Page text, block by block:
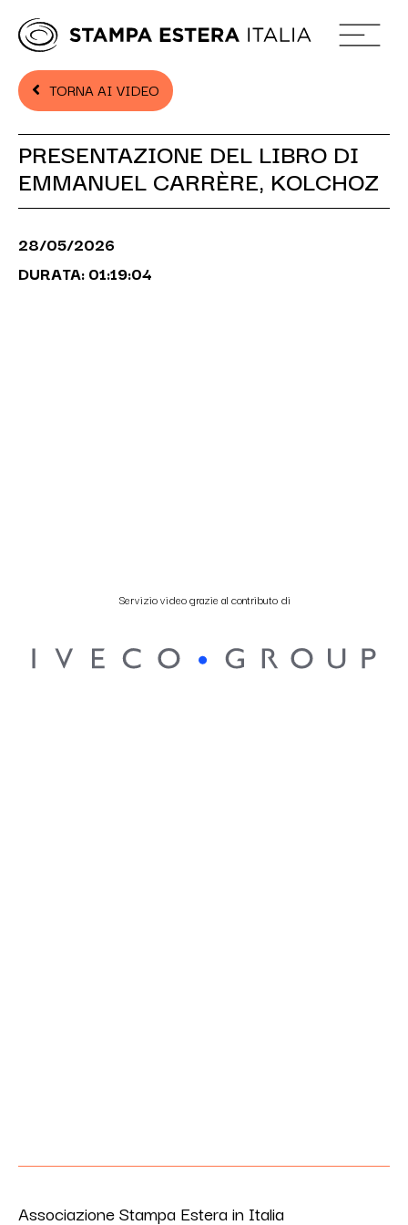
TORNA AI VIDEO
PRESENTAZIONE DEL LIBRO DI
EMMANUEL CARRÈRE, KOLCHOZ
28/05/2026
DURATA: 01:19:04
Servizio video grazie al contributo di
Associazione Stampa Estera in Italia